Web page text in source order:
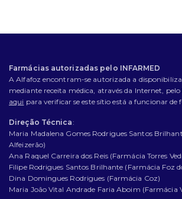
Farmácias autorizadas pelo INFARMED
A Alfafoz encontram-se autorizada a
mediante receita médica, através da Internet,
aqui para verificar se este sítio está a funcionar de
Direção Técnica:
Maria Madalena Gomes Rodrigues Santos
Alfeizerão)
Ana Raquel Carreira dos Reis (Farmácia Torres
Filipe Rodrigues Santos Brilhante (Farmácia Foz
Dina Domingues Rodrigues (Farmácia Coz)
Maria João Vital Andrade Faria Aboim (Farmácia